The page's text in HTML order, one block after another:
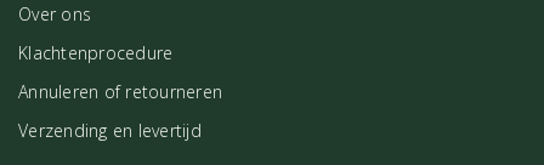
Over ons
Klachtenprocedure
Annuleren of retourneren
Verzending en levertijd